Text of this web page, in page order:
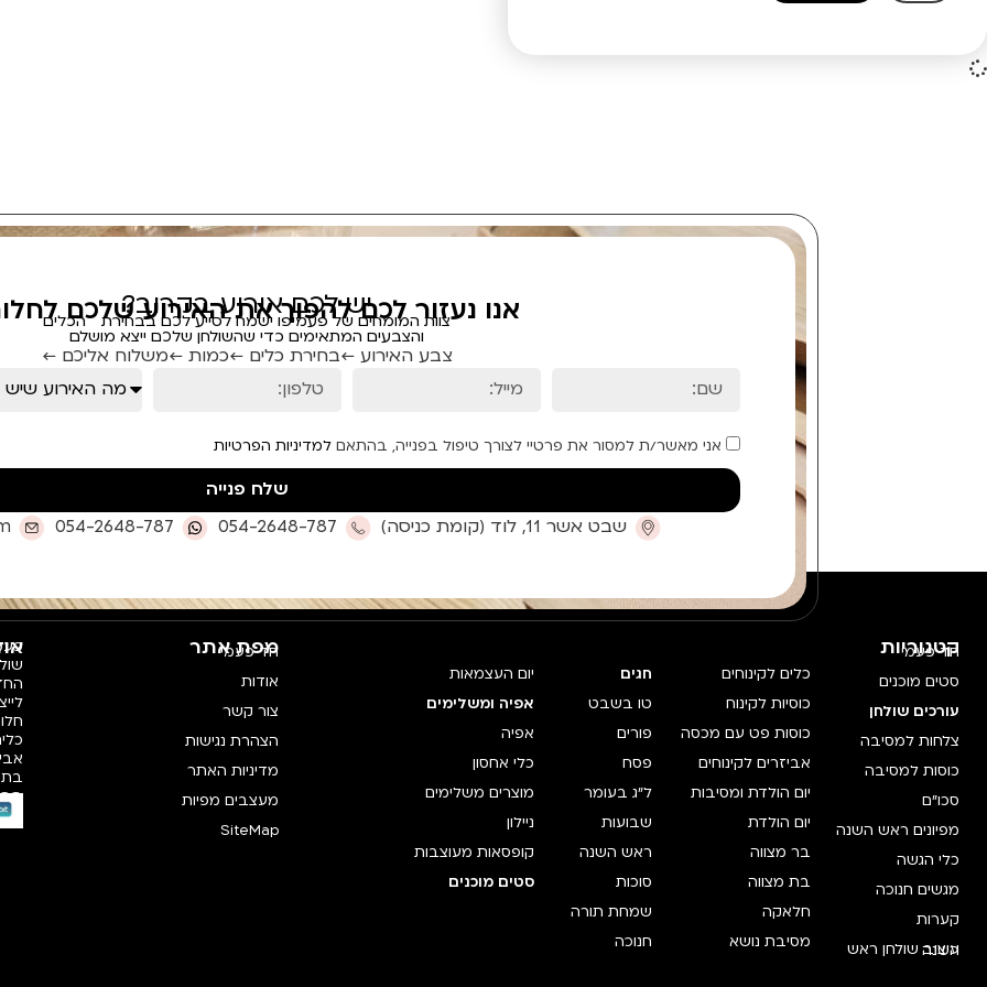
יש לכם אירוע בקרוב?
אנו נעזור לכם להפוך את האירוע שלכם
צוות המומחים של פעמיפו ישמח לסייע לכם בבחירת הכלים
והצבעים המתאימים כדי שהשולחן שלכם ייצא מושלם
צבע האירוע ←בחירת כלים ←כמות ←משלוח אליכם ←
אני מאשר/ת למסור את פרטיי לצורך טיפול בפנייה, בהתאםלמדיניות הפרטיות
שלח פנייה
שבט אשר 11, לוד (קומת כניסה)
054-2648-787
054-2648-787
קטגוריות
חד פעמי
סטים מוכנים
עורכים שולחן
צלחות למסיבה
כוסות למסיבה
סכו"ם
מפיונים ראש השנה
כלי הגשה
מגשים חנוכה
קערות
עיצוב שולחן ראש השנה
כלים לקינוחים
כוסיות לקינוח
כוסות פט עם מכסה
אביזרים לקינוחים
יום הולדת ומסיבות
יום הולדת
בר מצווה
בת מצווה
חלאקה
מסיבת נושא
חגים
טו בשבט
פורים
פסח
ל"ג בעומר
שבועות
ראש השנה
סוכות
שמחת תורה
חנוכה
יום העצמאות
אפיה ומשלימים
אפיה
כלי אחסון
מוצרים משלימים
ניילון
קופסאות מעוצבות
סטים מוכנים
מפת אתר
חד פעמי
אודות
צור קשר
הצהרת נגישות
מדיניות האתר
מעצבים מפיות
SiteMap